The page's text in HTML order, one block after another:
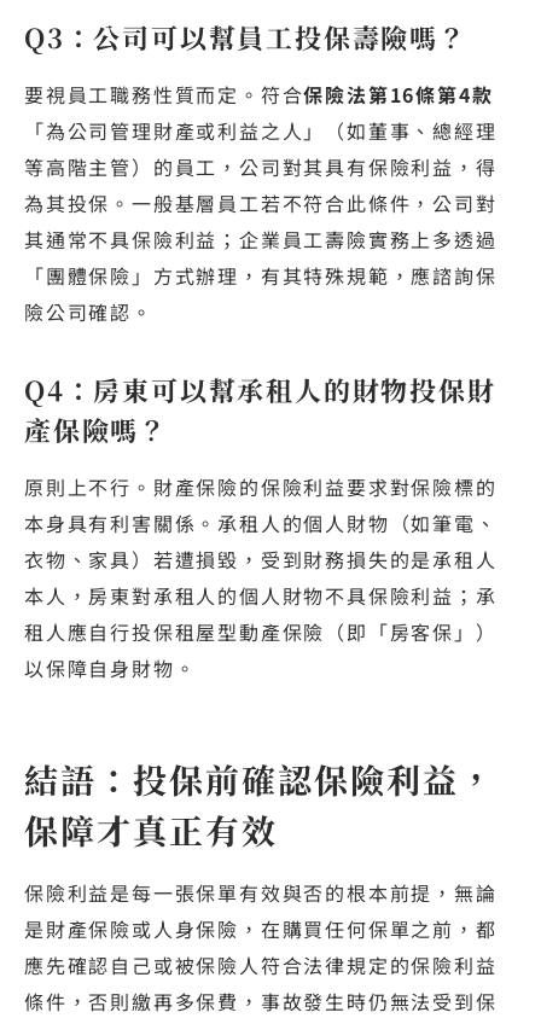
Q3：公司可以幫員工投保壽險嗎？
要視員工職務性質而定。符合保險法第16條第4款
「為公司管理財產或利益之人」（如董事、總經理
等高階主管）的員工，公司對其具有保險利益，得
為其投保。一般基層員工若不符合此條件，公司對
其通常不具保險利益；企業員工壽險實務上多透過
「團體保險」方式辦理，有其特殊規範，應諮詢保
險公司確認。
Q4：房東可以幫承租人的財物投保財
產保險嗎？
原則上不行。財產保險的保險利益要求對保險標的
本身具有利害關係。承租人的個人財物（如筆電、
衣物、家具）若遭損毀，受到財務損失的是承租人
本人，房東對承租人的個人財物不具保險利益；承
租人應自行投保租屋型動產保險（即「房客保」）
以保障自身財物。
結語：投保前確認保險利益，
保障才真正有效
保險利益是每一張保單有效與否的根本前提，無論
是財產保險或人身保險，在購買任何保單之前，都
應先確認自己或被保險人符合法律規定的保險利益
條件，否則繳再多保費，事故發生時仍無法受到保